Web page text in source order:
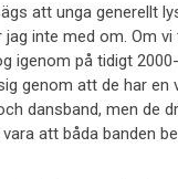
att unga generellt
jag inte med om. Om
igenom på tidigt
genom att de har en
dansband, men de
att båda banden